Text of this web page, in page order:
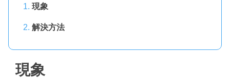
現象
解決方法
現象